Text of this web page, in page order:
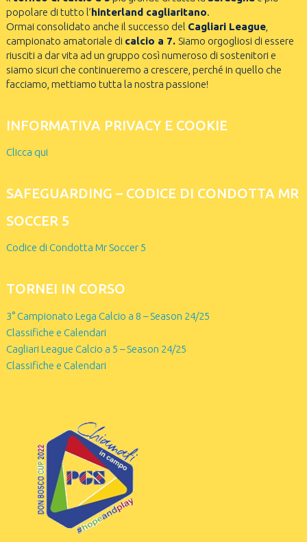
popolare di tutto l’hinterland cagliaritano.
Ormai consolidato anche il successo del Cagliari League,
campionato amatoriale di calcio a 7. Siamo orgogliosi di essere
riusciti a dar vita ad un gruppo così numeroso di sostenitori e
siamo sicuri che continueremo a crescere, perché in quello che
facciamo, mettiamo tutta la nostra passione!
INFORMATIVA PRIVACY E COOKIE
Clicca qui
SAFEGUARDING – CODICE DI CONDOTTA MR
SOCCER 5
Codice di Condotta Mr Soccer 5
TORNEI IN CORSO
3° Campionato Lega Calcio a 8 – Season 24/25
Classifiche e Calendari
Cagliari League Calcio a 5 – Season 24/25
Classifiche e Calendari